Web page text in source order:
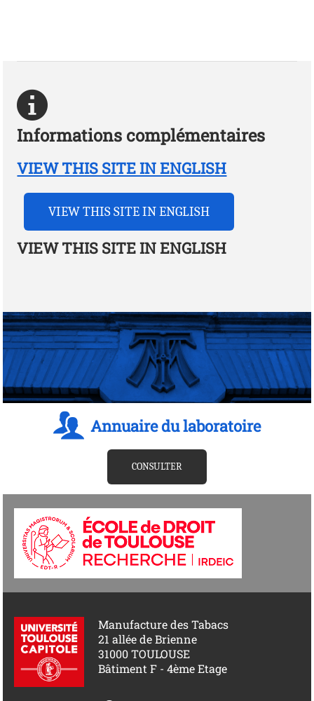
Informations complémentaires
VIEW THIS SITE IN ENGLISH
VIEW THIS SITE IN ENGLISH
VIEW THIS SITE IN ENGLISH
Annuaire du laboratoire
CONSULTER
Manufacture des Tabacs
21 allée de Brienne
31000 TOULOUSE
Bâtiment F - 4ème Etage